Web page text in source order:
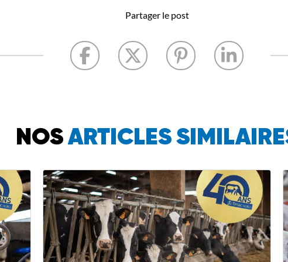
Partager le post
NOSARTICLES